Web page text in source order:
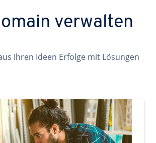
verwalten
Ihren Ideen Erfolge mit Lösungen